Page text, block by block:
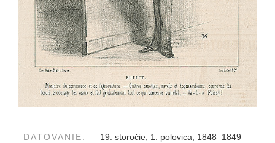
DATOVANIE: 19. storočie, 1. polovica, 1848–1849